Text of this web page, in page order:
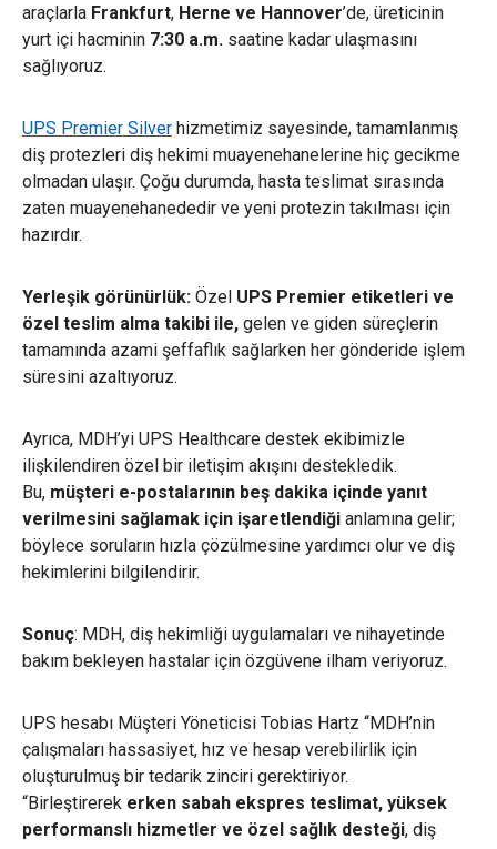
araçlarla Frankfurt, Herne ve Hannover’de, üreticinin
yurt içi hacminin 7:30 a.m. saatine kadar ulaşmasını
sağlıyoruz.
UPS Premier Silver hizmetimiz sayesinde, tamamlanmış
diş protezleri diş hekimi muayenehanelerine hiç gecikme
olmadan ulaşır. Çoğu durumda, hasta teslimat sırasında
zaten muayenehanededir ve yeni protezin takılması için
hazırdır.
Yerleşik görünürlük: Özel UPS Premier etiketleri ve
özel teslim alma takibi ile, gelen ve giden süreçlerin
tamamında azami şeffaflık sağlarken her gönderide işlem
süresini azaltıyoruz.
Ayrıca, MDH’yi UPS Healthcare destek ekibimizle
ilişkilendiren özel bir iletişim akışını destekledik.
Bu, müşteri e-postalarının beş dakika içinde yanıt
verilmesini sağlamak için işaretlendiği anlamına gelir;
böylece soruların hızla çözülmesine yardımcı olur ve diş
hekimlerini bilgilendirir.
Sonuç: MDH, diş hekimliği uygulamaları ve nihayetinde
bakım bekleyen hastalar için özgüvene ilham veriyoruz.
UPS hesabı Müşteri Yöneticisi Tobias Hartz “MDH’nin
çalışmaları hassasiyet, hız ve hesap verebilirlik için
oluşturulmuş bir tedarik zinciri gerektiriyor.
“Birleştirerek erken sabah ekspres teslimat, yüksek
performanslı hizmetler ve özel sağlık desteği, diş